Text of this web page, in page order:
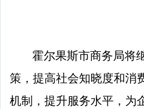
霍尔果斯市商务局将
策，提高社会知晓度和消
机制，提升服务水平，为